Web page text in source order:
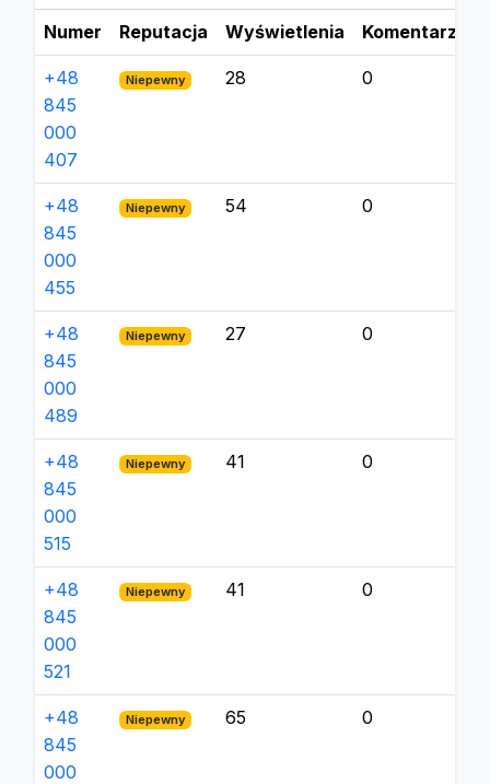
Numer Reputacja Wyświetlenia Komentarze
+48
845
000
407
Niepewny 28 0
+48
845
000
455
Niepewny 54 0
+48
845
000
489
Niepewny 27 0
+48
845
000
515
Niepewny 41 0
+48
845
000
521
Niepewny 41 0
+48
845
000
Niepewny 65 0